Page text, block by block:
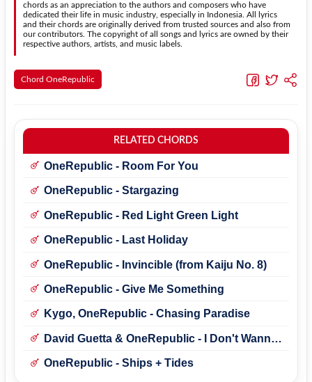
chords as an appreciation to the authors and composers who have
dedicated their life in music industry, especially in Indonesia. All lyrics
and their chords are originally derived from trusted sources and also from
our contributors. The copyright of all songs and lyrics are owned by their
respective authors, artists, and music labels.
Chord OneRepublic
RELATED CHORDS
OneRepublic - Room For You
OneRepublic - Stargazing
OneRepublic - Red Light Green Light
OneRepublic - Last Holiday
OneRepublic - Invincible (from Kaiju No. 8)
OneRepublic - Give Me Something
Kygo, OneRepublic - Chasing Paradise
David Guetta & OneRepublic - I Don't Wanna
OneRepublic - Ships + Tides